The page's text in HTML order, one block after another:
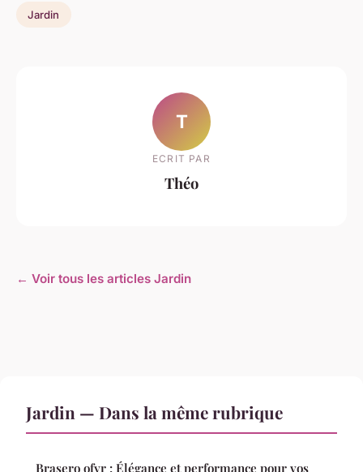
Jardin
T
ECRIT PAR
Théo
← Voir tous les articles Jardin
Jardin — Dans la même rubrique
Brasero ofyr : Élégance et performance pour vos